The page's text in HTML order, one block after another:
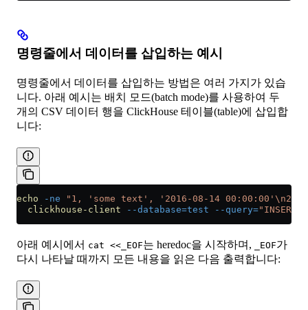
명령줄에서 데이터를 삽입하는 예시
명령줄에서 데이터를 삽입하는 방법은 여러 가지가 있습
니다. 아래 예시는 배치 모드(batch mode)를 사용하여 두
개의 CSV 데이터 행을 ClickHouse 테이블(table)에 삽입합
니다:
echo -ne "1, 'some text', '2016-08-14 00:00:00'\n2,
  clickhouse-client
--database=test --query="INSERT
아래 예시에서 cat <<_EOF는 heredoc을 시작하며, _EOF가
다시 나타날 때까지 모든 내용을 읽은 다음 출력합니다: